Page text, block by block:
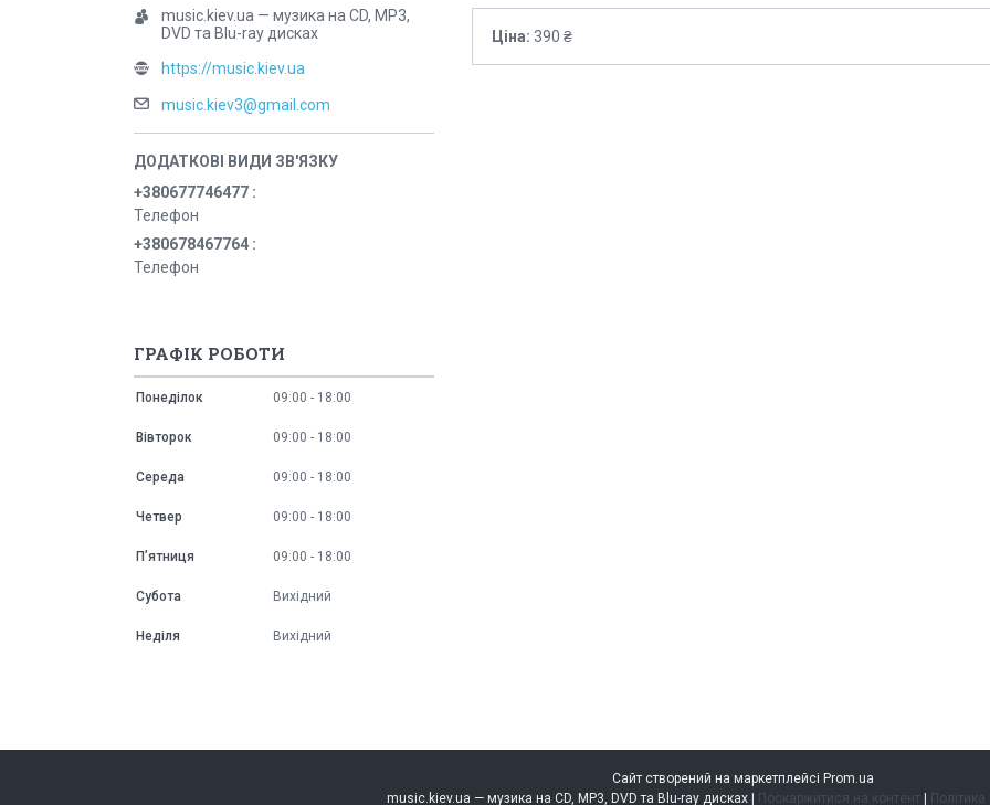
Ціна: 390 ₴
music.kiev.ua — музика на CD, MP3,
DVD та Blu-ray дисках
https://music.kiev.ua
music.kiev3@gmail.com
+380677746477
Телефон
+380678467764
Телефон
ГРАФІК РОБОТИ
Понеділок 09:00 18:00
Вівторок 09:00 18:00
Середа 09:00 18:00
Четвер 09:00 18:00
Пʼятниця 09:00 18:00
Субота Вихідний
Неділя Вихідний
Сайт створений на маркетплейсі Prom.ua
music.kiev.ua — музика на CD, MP3, DVD та Blu-ray дисках | Поскаржитися на контент | Політика